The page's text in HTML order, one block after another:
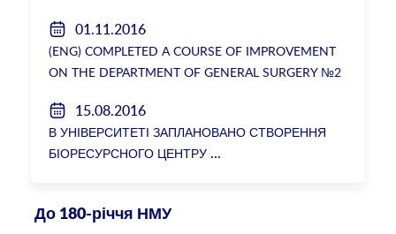
01.11.2016
(ENG) COMPLETED A COURSE OF IMPROVEMENT
ON THE DEPARTMENT OF GENERAL SURGERY №2
15.08.2016
В УНІВЕРСИТЕТІ ЗАПЛАНОВАНО СТВОРЕННЯ
БІОРЕСУРСНОГО ЦЕНТРУ
До 180-річчя НМУ